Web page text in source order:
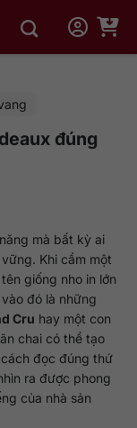
đúng
mà bất kỳ ai
Khi cầm một
giống nho in lớn
đó là những
Cru hay một con
chai có thể tạo
đọc đúng thứ
ra được phong
của nhà sản